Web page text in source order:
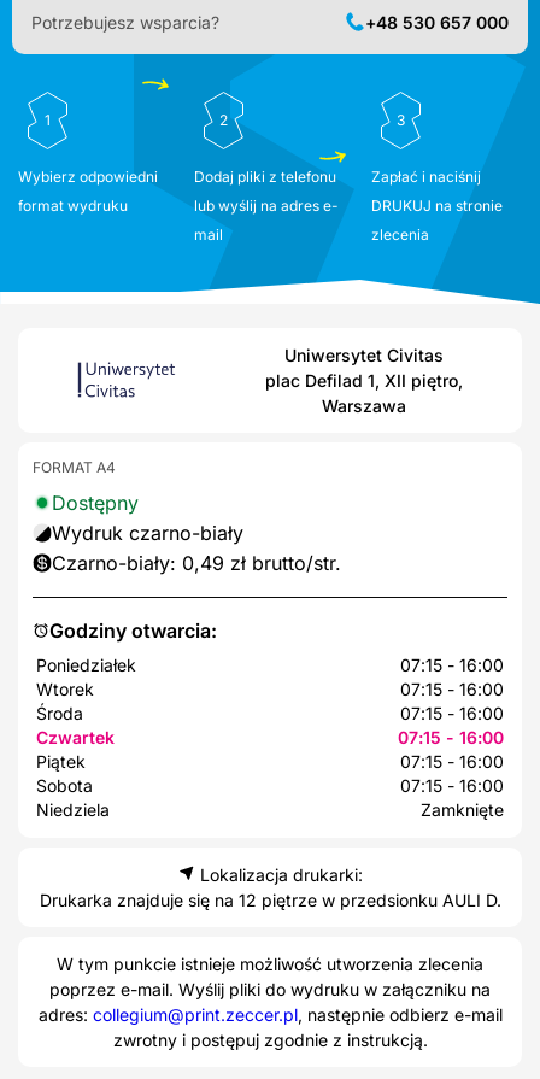
Potrzebujesz wsparcia? +48 530 657 000
1
Wybierz odpowiedni
format wydruku
2
Dodaj pliki z telefonu
lub wyślij na adres e-
mail
3
Zapłać i naciśnij
DRUKUJ na stronie
zlecenia
Uniwersytet Civitas
plac Defilad 1, XII piętro,
Warszawa
Godziny otwarcia:
Poniedziałek
07:15 - 16:00
Wtorek
07:15 - 16:00
Środa
07:15 - 16:00
Czwartek
07:15 - 16:00
Piątek
07:15 - 16:00
Sobota
07:15 - 16:00
Niedziela
Zamknięte
FORMAT A4
Dostępny
Wydruk czarno-biały
Czarno-biały: 0,49 zł brutto/str.
Lokalizacja drukarki:
Drukarka znajduje się na 12 piętrze w przedsionku AULI D.
W tym punkcie istnieje możliwość utworzenia zlecenia
poprzez e-mail. Wyślij pliki do wydruku w załączniku na
adres: collegium@print.zeccer.pl, następnie odbierz e-mail
zwrotny i postępuj zgodnie z instrukcją.